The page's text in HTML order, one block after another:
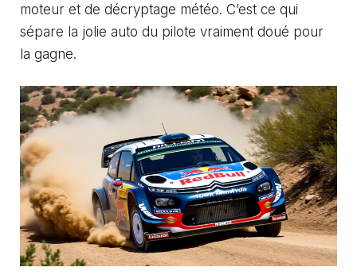
moteur et de décryptage météo. C’est ce qui
sépare la jolie auto du pilote vraiment doué pour
la gagne.